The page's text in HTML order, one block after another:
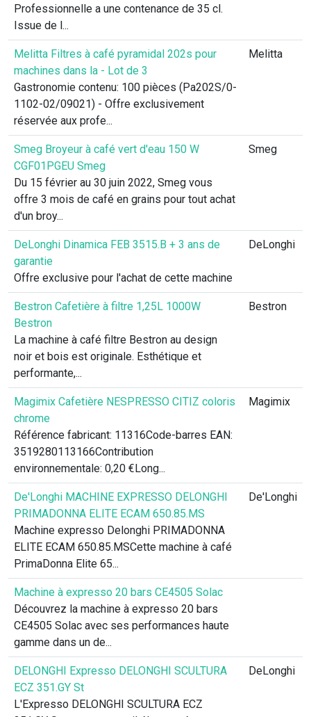
Professionnelle a une contenance de 35 cl.
Issue de l...
Melitta Filtres à café pyramidal 202s pour
machines dans la - Lot de 3
Gastronomie contenu: 100 pièces (Pa202S/0-
1102-02/09021) - Offre exclusivement
réservée aux profe...
Melitta
Smeg Broyeur à café vert d'eau 150 W
CGF01PGEU Smeg
Du 15 février au 30 juin 2022, Smeg vous
offre 3 mois de café en grains pour tout achat
d'un broy...
Smeg
DeLonghi Dinamica FEB 3515.B + 3 ans de
garantie
Offre exclusive pour l'achat de cette machine
DeLonghi
Bestron Cafetière à filtre 1,25L 1000W
Bestron
La machine à café filtre Bestron au design
noir et bois est originale. Esthétique et
performante,...
Bestron
Magimix Cafetière NESPRESSO CITIZ coloris
chrome
Référence fabricant: 11316Code-barres EAN:
3519280113166Contribution
environnementale: 0,20 €Long...
Magimix
De'Longhi MACHINE EXPRESSO DELONGHI
PRIMADONNA ELITE ECAM 650.85.MS
Machine expresso Delonghi PRIMADONNA
ELITE ECAM 650.85.MSCette machine à café
PrimaDonna Elite 65...
De'Longhi
Machine à expresso 20 bars CE4505 Solac
Découvrez la machine à expresso 20 bars
CE4505 Solac avec ses performances haute
gamme dans un de...
DELONGHI Expresso DELONGHI SCULTURA
ECZ 351.GY St
L'Expresso DELONGHI SCULTURA ECZ
DeLonghi